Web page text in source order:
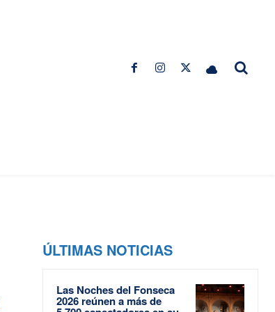
ÚLTIMAS NOTICIAS
Las Noches del Fonseca
2026 reúnen a más de